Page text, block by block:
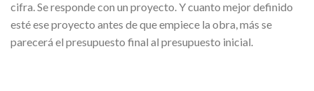
cifra. Se responde con un proyecto. Y cuanto mejor definido
esté ese proyecto antes de que empiece la obra, más se
parecerá el presupuesto final al presupuesto inicial.